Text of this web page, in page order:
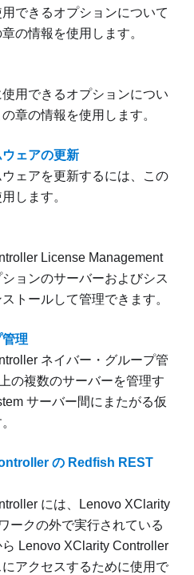
できるオプションについて
の情報を使用します。
用できるオプションについ
章の情報を使用します。
ェアの更新
ェアを更新するには、この
します。
License Management
ョンのサーバーおよびシス
トールして管理できます。
理
ネイバー・グループ管
の複数のサーバーを管理す
サーバー間にまたがる仮
の Redfish REST
には、Lenovo XClarity
ークの外で実行されている
Lenovo XClarity Controller
アクセスするために使用で